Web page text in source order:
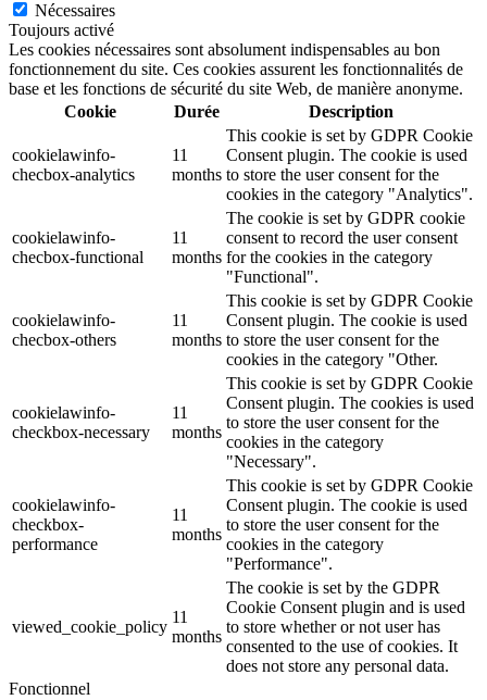
Nécessaires
Toujours activé
Les cookies nécessaires sont absolument indispensables au bon
fonctionnement du site. Ces cookies assurent les fonctionnalités de
base et les fonctions de sécurité du site Web, de manière anonyme.
Cookie
Durée Description
cookielawinfo-
checbox-analytics
11
months
This cookie is set by GDPR Cookie
Consent plugin. The cookie is used
to store the user consent for the
cookies in the category "Analytics".
cookielawinfo-
checbox-functional
11
months
The cookie is set by GDPR cookie
consent to record the user consent
for the cookies in the category
"Functional".
cookielawinfo-
checbox-others
11
months
This cookie is set by GDPR Cookie
Consent plugin. The cookie is used
to store the user consent for the
cookies in the category "Other.
cookielawinfo-
checkbox-necessary
11
months
This cookie is set by GDPR Cookie
Consent plugin. The cookies is used
to store the user consent for the
cookies in the category
"Necessary".
cookielawinfo-
checkbox-
performance
11
months
This cookie is set by GDPR Cookie
Consent plugin. The cookie is used
to store the user consent for the
cookies in the category
"Performance".
viewed_cookie_policy
11
months
The cookie is set by the GDPR
Cookie Consent plugin and is used
to store whether or not user has
consented to the use of cookies. It
does not store any personal data.
Fonctionnel